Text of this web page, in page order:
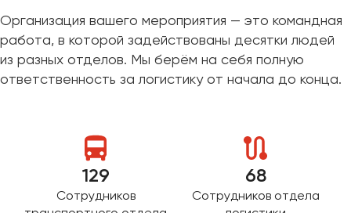
Организация вашего мероприятия — это командная
работа, в которой задействованы десятки людей
из разных отделов. Мы берём на себя полную
ответственность за логистику от начала до конца.
129
Сотрудников
68
Сотрудников отдела
Луганск
Магнитогорск
Макеевка
Набережные Челны
Нижний Новгород